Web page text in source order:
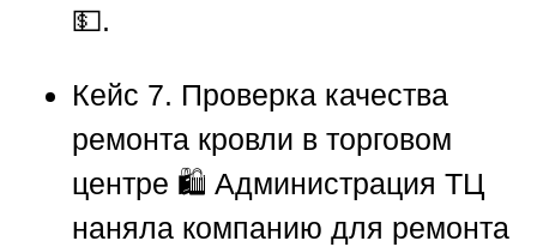
💵.
Кейс 7. Проверка качества
ремонта кровли в торговом
центре 🛍️ Администрация ТЦ
наняла компанию для ремонта